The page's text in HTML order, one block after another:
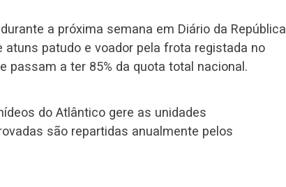
a próxima semana em Diário da República
patudo e voador pela frota registada no
passam a ter 85% da quota total nacional.
do Atlântico gere as unidades
são repartidas anualmente pelos